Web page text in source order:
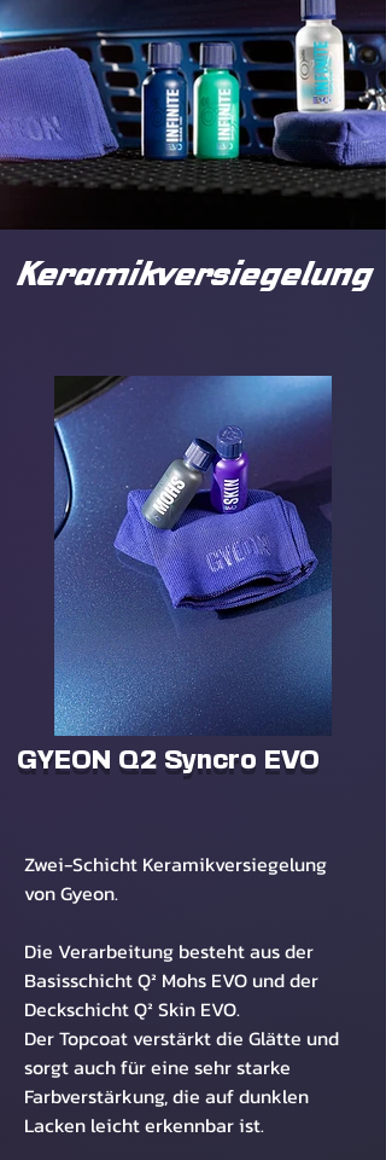
Keramikversiegelung
GYEON Q² Syncro EVO
Zwei-Schicht Keramikversiegelung
von Gyeon.
Die Verarbeitung besteht aus der
Basisschicht Q² Mohs EVO und der
Deckschicht Q² Skin EVO.
Der Topcoat verstärkt die Glätte und
sorgt auch für eine sehr starke
Farbverstärkung, die auf dunklen
Lacken leicht erkennbar ist.